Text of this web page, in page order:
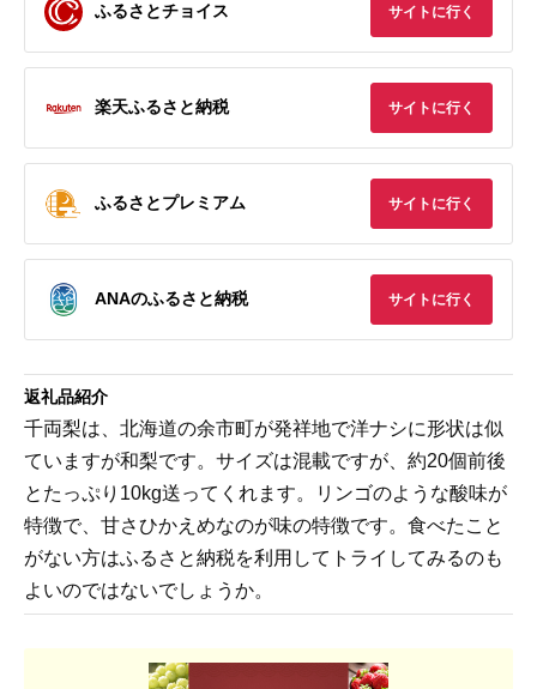
ふるさとチョイス サイトに行く
楽天ふるさと納税 サイトに行く
ふるさとプレミアム サイトに行く
ANAのふるさと納税 サイトに行く
返礼品紹介
千両梨は、北海道の余市町が発祥地で洋ナシに形状は似
ていますが和梨です。サイズは混載ですが、約20個前後
とたっぷり10kg送ってくれます。リンゴのような酸味が
特徴で、甘さひかえめなのが味の特徴です。食べたこと
がない方はふるさと納税を利用してトライしてみるのも
よいのではないでしょうか。